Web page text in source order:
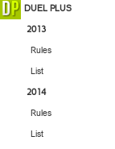
DUEL PLUS
2013
Rules
List
2014
Rules
List